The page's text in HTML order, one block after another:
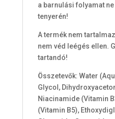
a barnulási folyamat
tenyerén!
A termék nem
nem véd leégés ellen.
tartandó!
Összetevők: Water
Glycol,
Niacinamide (Vitamin
(Vitamin B5),